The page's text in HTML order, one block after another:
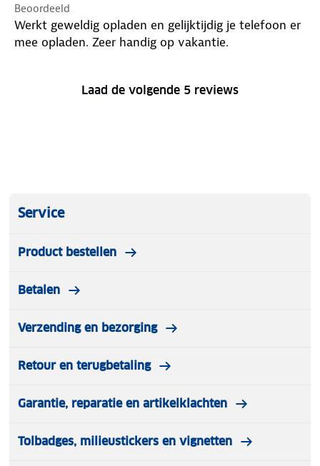
Beoordeeld
Werkt geweldig opladen en gelijktijdig je telefoon er
mee opladen. Zeer handig op vakantie.
Laad de volgende 5 reviews
Service
Product bestellen
Betalen
Verzending en bezorging
Retour en terugbetaling
Garantie, reparatie en artikelklachten
Tolbadges, milieustickers en vignetten